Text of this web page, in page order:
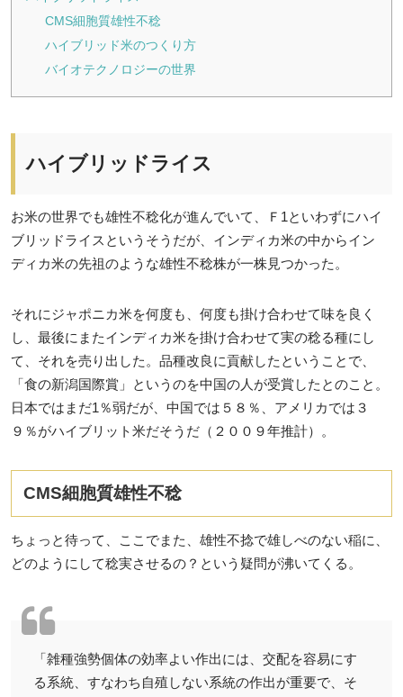
CMS細胞質雄性不稔
ハイブリッド米のつくり方
バイオテクノロジーの世界
ハイブリッドライス
お米の世界でも雄性不稔化が進んでいて、Ｆ1といわずにハイ
ブリッドライスというそうだが、インディカ米の中からイン
ディカ米の先祖のような雄性不稔株が一株見つかった。
それにジャポニカ米を何度も、何度も掛け合わせて味を良く
し、最後にまたインディカ米を掛け合わせて実の稔る種にし
て、それを売り出した。品種改良に貢献したということで、
「食の新潟国際賞」というのを中国の人が受賞したとのこと。
日本ではまだ1％弱だが、中国では５８％、アメリカでは３
９％がハイブリット米だそうだ（２００９年推計）。
CMS細胞質雄性不稔
ちょっと待って、ここでまた、雄性不捻で雄しべのない稲に、
どのようにして稔実させるの？という疑問が沸いてくる。
「雑種強勢個体の効率よい作出には、交配を容易にす
る系統、すなわち自殖しない系統の作出が重要で、そ